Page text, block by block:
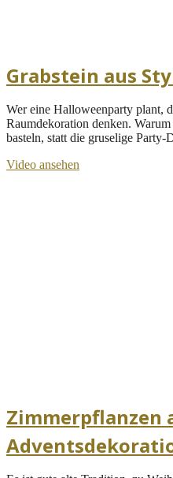
Grabstein aus
Wer eine Halloweenparty plant,
Raumdekoration denken.
basteln, statt die gruselige Party-
Video ansehen
Zimmerpflanzen